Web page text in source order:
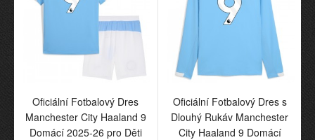
Oficiální Fotbalový Dres
Manchester City Haaland 9
Domácí 2025-26 pro Děti
Oficiální Fotbalový Dres s
Dlouhý Rukáv Manchester
City Haaland 9 Domácí